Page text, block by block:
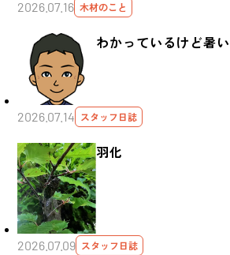
2026.07.16 木材のこと
わかっているけど暑い
2026.07.14 スタッフ日誌
羽化
2026.07.09 スタッフ日誌